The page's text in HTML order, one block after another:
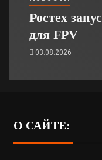
Ростех
для FPV
03.08.2026
О САЙТЕ: